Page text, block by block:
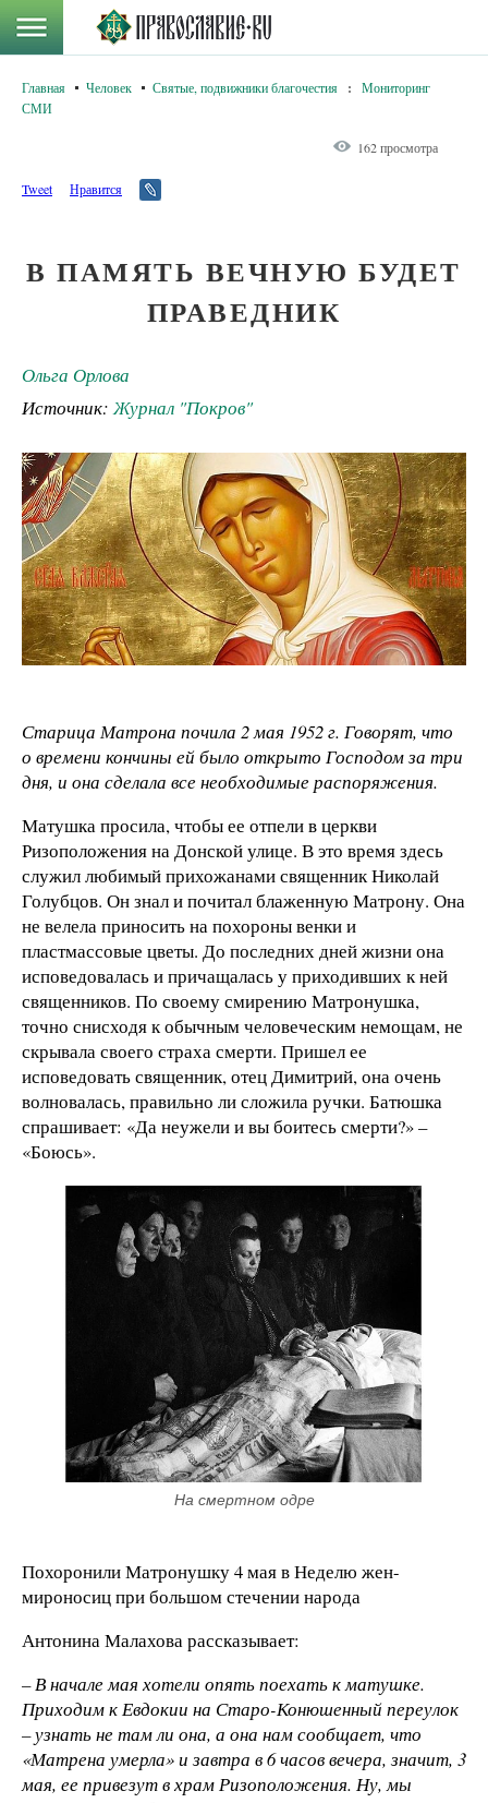
Главная Человек Святые, подвижники благочестия :
Мониторинг
СМИ
162 просмотра
Tweet Нравится
В ПАМЯТЬ ВЕЧНУЮ БУДЕТ
ПРАВЕДНИК
Ольга Орлова
Источник:Журнал "Покров"
Старица Матрона почила 2 мая 1952 г. Говорят, что
о времени кончины ей было открыто Господом за три
дня, и она сделала все необходимые распоряжения.
Матушка просила, чтобы ее отпели в церкви
Ризоположения на Донской улице. В это время здесь
служил любимый прихожанами священник Николай
Голубцов. Он знал и почитал блаженную Матрону. Она
не велела приносить на похороны венки и
пластмассовые цветы. До последних дней жизни она
исповедовалась и причащалась у приходивших к ней
священников. По своему смирению Матронушка,
точно снисходя к обычным человеческим немощам, не
скрывала своего страха смерти. Пришел ее
исповедовать священник, отец Димитрий, она очень
волновалась, правильно ли сложила ручки. Батюшка
спрашивает: «Да неужели и вы боитесь смерти?» –
«Боюсь».
На смертном одре
Похоронили Матронушку 4 мая в Неделю жен-
мироносиц при большом стечении народа
Антонина Малахова рассказывает:
– В начале мая хотели опять поехать к матушке.
Приходим к Евдокии на Старо-Конюшенный переулок
– узнать не там ли она, а она нам сообщает, что
«Матрена умерла» и завтра в 6 часов вечера, значит, 3
мая, ее привезут в храм Ризоположения. Ну, мы